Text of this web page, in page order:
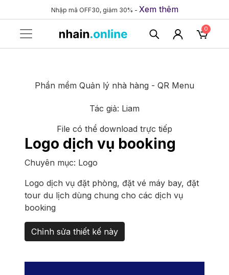
Nhập mã OFF30, giảm 30% - Xem thêm
0
Phần mềm Quản lý nhà hàng - QR Menu
Tác giả: Liam
File có thể download trực tiếp
Logo dịch vụ booking
Chuyên mục: Logo
Logo dịch vụ đặt phòng, đặt vé máy bay, đặt
tour du lịch dùng chung cho các dịch vụ
booking
Chỉnh sửa thiết kế này